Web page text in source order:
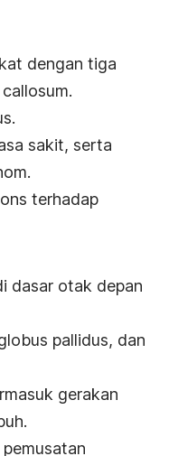
dengan tiga
sakit, serta
terhadap
dasar otak depan
pallidus, dan
gerakan